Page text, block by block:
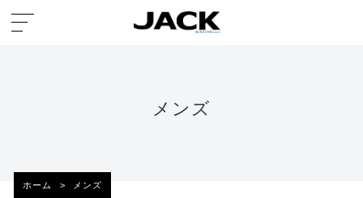
メンズ
ホーム > メンズ